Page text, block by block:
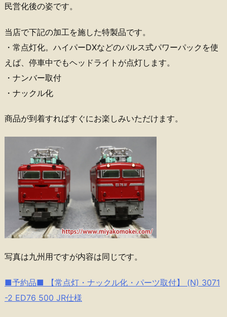
民営化後の姿です。
当店で下記の加工を施した特製品です。
・常点灯化。ハイパーDXなどのパルス式パワーパックを使
えば、停車中でもヘッドライトが点灯します。
・ナンバー取付
・ナックル化
商品が到着すればすぐにお楽しみいただけます。
写真は九州用ですが内容は同じです。
■予約品■ 【常点灯・ナックル化・パーツ取付】 (N) 3071
-2 ED76 500 JR仕様